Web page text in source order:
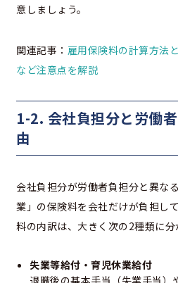
意しましょう。
関連記事： 雇用保険料の計算方法
など注意点を解説
1-2. 会社負担分と労働
由
会社負担分が労働者負担分と異な
業」の保険料を会社だけが負担し
料の内訳は、大きく次の2種類に分
失業等給付・育児休業給付